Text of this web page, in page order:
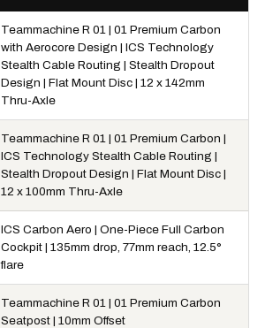
Teammachine R 01 | 01 Premium Carbon
with Aerocore Design | ICS Technology
Stealth Cable Routing | Stealth Dropout
Design | Flat Mount Disc | 12 x 142mm
Thru-Axle
Teammachine R 01 | 01 Premium Carbon |
ICS Technology Stealth Cable Routing |
Stealth Dropout Design | Flat Mount Disc |
12 x 100mm Thru-Axle
ICS Carbon Aero | One-Piece Full Carbon
Cockpit | 135mm drop, 77mm reach, 12.5°
flare
Teammachine R 01 | 01 Premium Carbon
Seatpost | 10mm Offset